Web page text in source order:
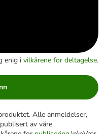
enig i vilkårene for deltagelse.
Alle anmeldelser,
av våre